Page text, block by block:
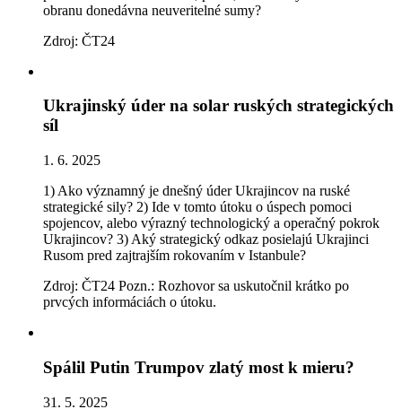
obranu donedávna neuveritelné sumy?
Zdroj: ČT24
Ukrajinský úder na solar ruských strategických
síl
1. 6. 2025
1) Ako významný je dnešný úder Ukrajincov na ruské
strategické sily? 2) Ide v tomto útoku o úspech pomoci
spojencov, alebo výrazný technologický a operačný pokrok
Ukrajincov? 3) Aký strategický odkaz posielajú Ukrajinci
Rusom pred zajtrajším rokovaním v Istanbule?
Zdroj: ČT24 Pozn.: Rozhovor sa uskutočnil krátko po
prvcých informáciách o útoku.
Spálil Putin Trumpov zlatý most k mieru?
31. 5. 2025